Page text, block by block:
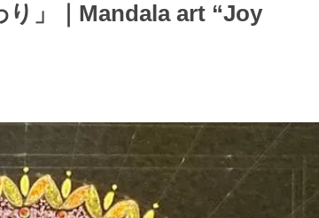
り」｜Mandala art “Joy